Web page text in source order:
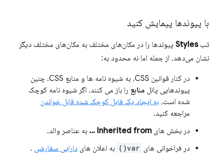
با پیوندها پیمایش کنید
تبStyles پیوندها را در مکان‌های مختلف به مکان‌های مختلف دیگر
نشان می‌دهد، از جمله اما نه محدود به:
در کنار قوانین CSS، به شیوه نامه ها و منابع CSS. چنین
پیوندهایی پانل منابع را باز می کنند. اگر شیوه نامه کوچک
شده است، به ایجاد یک فایل کوچک شده قابل خواندن
مراجعه کنید.
در بخش های Inherited from ...
به عناصر والد.
در فراخوانی های var() به اعلان های دارایی سفارشی .